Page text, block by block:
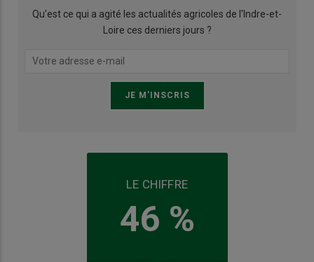
Qu’est ce qui a agité les actualités agricoles de l'Indre-et-
Loire ces derniers jours ?
LE CHIFFRE
46 %